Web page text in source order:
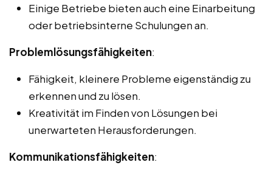
Einige Betriebe bieten auch eine Einarbeitung
oder betriebsinterne Schulungen an.
Problemlösungsfähigkeiten:
Fähigkeit, kleinere Probleme eigenständig zu
erkennen und zu lösen.
Kreativität im Finden von Lösungen bei
unerwarteten Herausforderungen.
Kommunikationsfähigkeiten: